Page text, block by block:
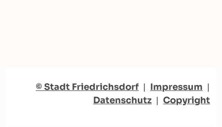
© Stadt Friedrichsdorf | Impressum |
Datenschutz | Copyright